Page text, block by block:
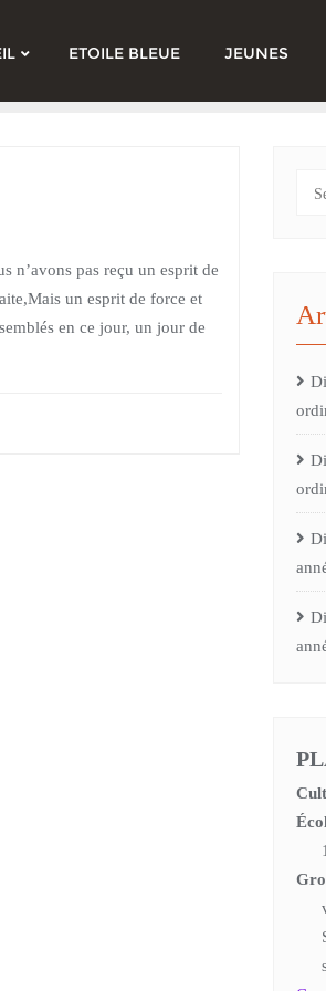
ETOILE BLEUE JEUNES
n’avons pas reçu un esprit de
un esprit de force et
en ce jour, un jour de